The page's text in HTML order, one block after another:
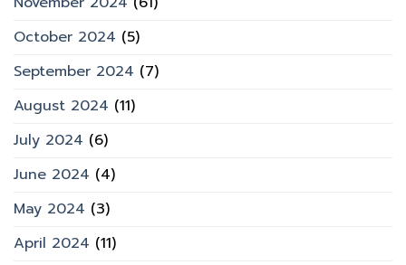
October 2024 (5)
September 2024 (7)
August 2024 (11)
July 2024 (6)
June 2024 (4)
May 2024 (3)
April 2024 (11)